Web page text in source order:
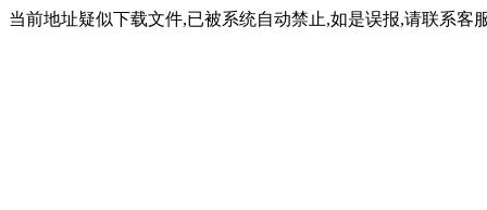
当前地址疑似下载文件,已被系统自动禁止,如是误报,请联系客